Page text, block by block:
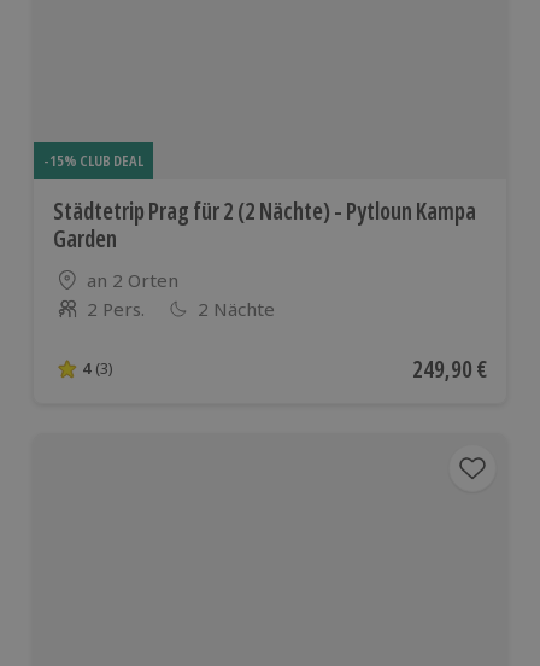
-15% CLUB DEAL
Städtetrip Prag für 2 (2 Nächte) - Pytloun Kampa
Garden
Standort
an 2 Orten
Anzahl der Teilnehmer
2 Pers. 2 Nächte
4 von 5 Sternen basierend auf 3 Bewertungen
4 (3) Aktueller Preis
249,90 €